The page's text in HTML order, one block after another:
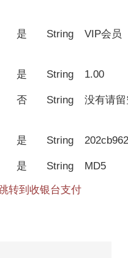
是 String VIP会员
是 String 1.00
否 String 没有请
是 String
是 String MD5
转到收银台支付